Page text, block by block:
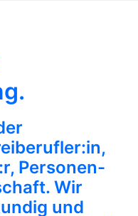
Personen-
Wir
und